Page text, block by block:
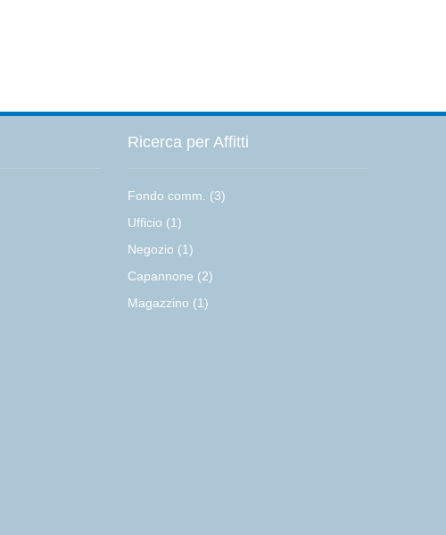
Ricerca per Affitti
Fondo comm. (3)
Ufficio (1)
Negozio (1)
Capannone (2)
Magazzino (1)